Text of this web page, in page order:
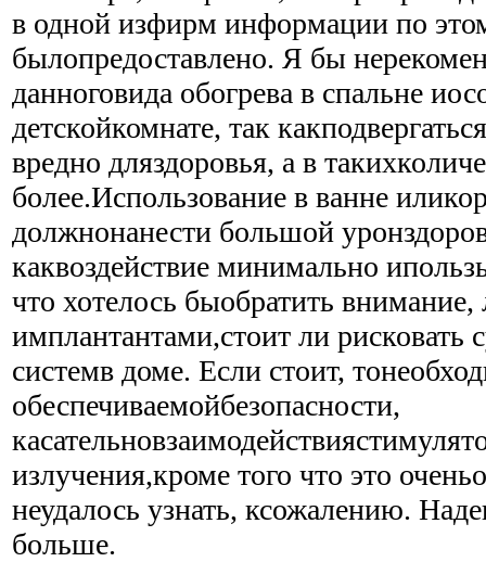
в одной изфирм информации по
былопредоставлено. Я бы
данноговида обогрева в спальне
детскойкомнате, так
вредно дляздоровья, а в
более.Использование в ванне
должнонанести большой
каквоздействие минимально
что хотелось быобратить
имплантантами,стоит ли рисковать
системв доме. Если стоит,
обеспечиваемойбезопасности,
излучения,кроме того что это
неудалось узнать, ксожалению.
больше.